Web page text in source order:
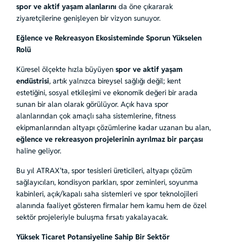
spor ve aktif yaşam alanlarını da öne çıkararak
ziyaretçilerine genişleyen bir vizyon sunuyor.
Eğlence ve Rekreasyon Ekosisteminde Sporun Yükselen
Rolü
Küresel ölçekte hızla büyüyen spor ve aktif yaşam
endüstrisi, artık yalnızca bireysel sağlığı değil; kent
estetiğini, sosyal etkileşimi ve ekonomik değeri bir arada
sunan bir alan olarak görülüyor. Açık hava spor
alanlarından çok amaçlı saha sistemlerine, fitness
ekipmanlarından altyapı çözümlerine kadar uzanan bu alan,
eğlence ve rekreasyon projelerinin ayrılmaz bir parçası
haline geliyor.
Bu yıl ATRAX’ta, spor tesisleri üreticileri, altyapı çözüm
sağlayıcıları, kondisyon parkları, spor zeminleri, soyunma
kabinleri, açık/kapalı saha sistemleri ve spor teknolojileri
alanında faaliyet gösteren firmalar hem kamu hem de özel
sektör projeleriyle buluşma fırsatı yakalayacak.
Yüksek Ticaret Potansiyeline Sahip Bir Sektör